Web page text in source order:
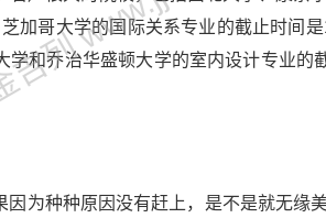
加哥大学的国际关系专业的截止时间
和乔治华盛顿大学的室内设计专业的
为种种原因没有赶上，是不是就无缘